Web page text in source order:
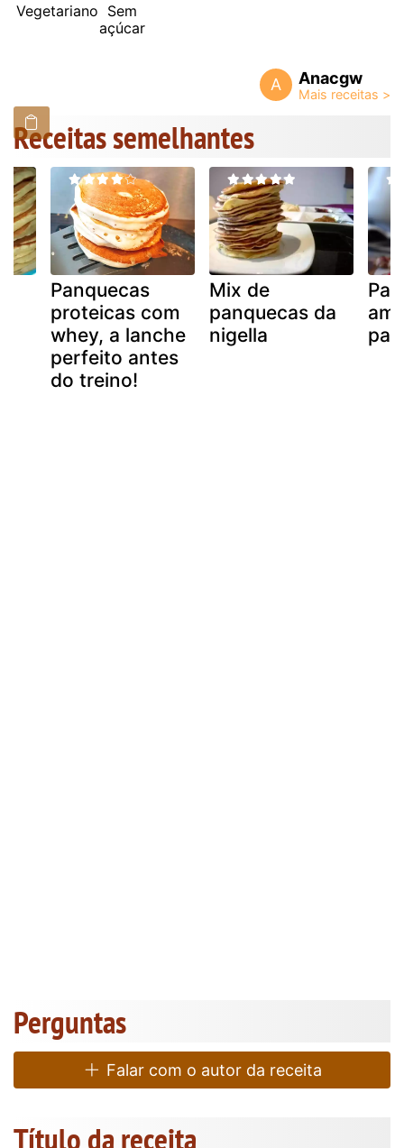
Vegetariano Sem
açúcar
A Anacgw
Receitas semelhantes
Panquecas
proteicas com
whey, a lanche
perfeito antes
do treino!
Mix de
panquecas da
nigella
Perguntas
Falar com o autor da receita
Título da receita